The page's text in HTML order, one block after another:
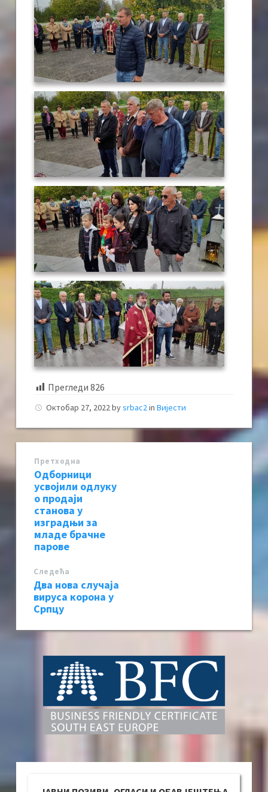
Прегледи 826
Октобар 27, 2022bysrbac2in Вијести
Претходна
Одборници
усвојили одлуку
о продаји
станова у
изградњи за
младе брачне
парове
Следећa
Два нова случаја
вируса корона у
Српцу